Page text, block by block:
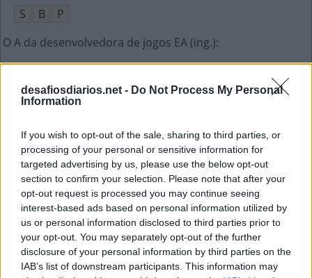
desafiosdiarios.net - Do Not Process My Personal
Information
If you wish to opt-out of the sale, sharing to third parties, or
processing of your personal or sensitive information for
targeted advertising by us, please use the below opt-out
section to confirm your selection. Please note that after your
opt-out request is processed you may continue seeing
interest-based ads based on personal information utilized by
us or personal information disclosed to third parties prior to
your opt-out. You may separately opt-out of the further
disclosure of your personal information by third parties on the
IAB’s list of downstream participants. This information may
S
B
P
O A da desenvolvedora de jogos EA (ing.):
Nome dado aos pés dos animais
P
T
Sigla da Estação Espacial Internacional:
E
E
I
Instituto Brasileiro do Meio Ambiente:
I
B A M
A
Ficar __ de boa, tranquilo: